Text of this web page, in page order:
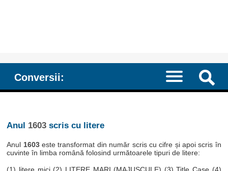
Conversii:
Anul 1603scris cu litere
Anul 1603este transformat din număr scris cu cifre și apoi scris în
cuvinte în limba română folosind următoarele tipuri de litere: